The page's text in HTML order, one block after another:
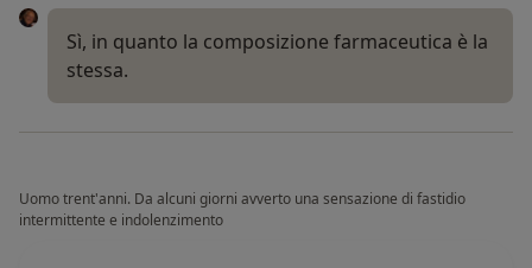
Sì, in quanto la composizione farmaceutica è la
stessa.
Uomo trent'anni. Da alcuni giorni avverto una sensazione di fastidio
intermittente e indolenzimento